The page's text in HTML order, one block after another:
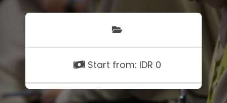
Start from: IDR 0